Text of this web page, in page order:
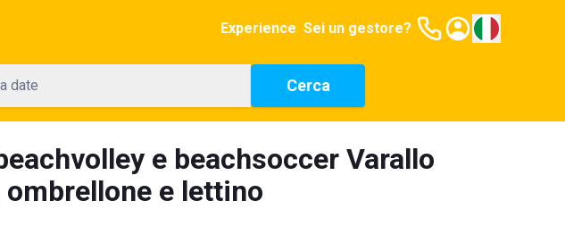
Experience Sei un gestore?
date Cerca
e beachsoccer Varallo
e lettino